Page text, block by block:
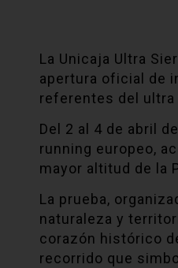
La Unicaja Ultra
apertura oficial de
referentes del ultra
Del 2 al 4 de abril
running europeo,
mayor altitud de la
La prueba,
naturaleza y
corazón histórico
recorrido que